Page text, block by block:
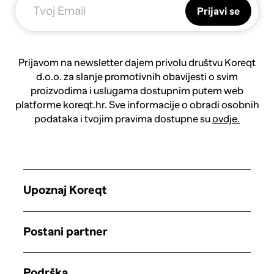
Prijavi se
Prijavom na newsletter dajem privolu društvu Koreqt
d.o.o. za slanje promotivnih obavijesti o svim
proizvodima i uslugama dostupnim putem web
platforme koreqt.hr. Sve informacije o obradi osobnih
podataka i tvojim pravima dostupne suovdje.
Upoznaj Koreqt
Postani partner